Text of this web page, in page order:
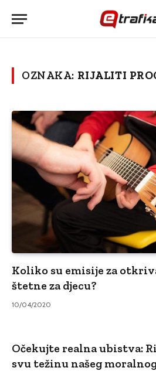
OZNAKA: RIJALITI
Koliko su emisije za
štetne za djecu?
10/04/2020
Očekujte realna ubistva:
svu težinu našeg